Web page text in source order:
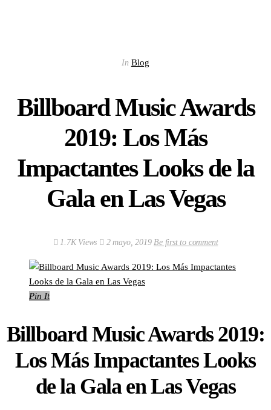
In Blog
Billboard Music Awards
2019: Los Más
Impactantes Looks de la
Gala en Las Vegas
1.7K Views 2 mayo, 2019 Be first to comment
Pin It
Billboard Music Awards 2019:
Los Más Impactantes Looks
de la Gala en Las Vegas